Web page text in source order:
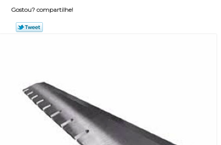
Gostou? compartilhe!